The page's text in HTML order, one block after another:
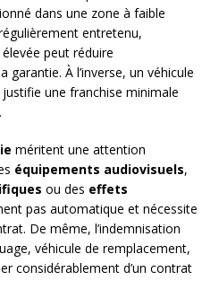
dans une zone à faible
entretenu,
élevée peut réduire
À l’inverse, un véhicule
une franchise minimale
méritent une attention
équipements audiovisuels,
ou des effets
pas automatique et nécessite
De même, l’indemnisation
véhicule de remplacement,
considérablement d’un contrat